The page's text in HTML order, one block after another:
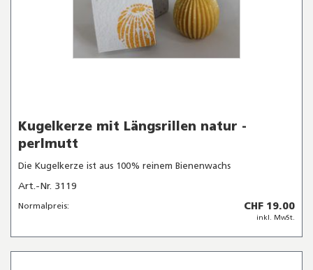
Kugelkerze mit Längsrillen natur -
perlmutt
Die Kugelkerze ist aus 100% reinem Bienenwachs
Art.-Nr. 3119
Normalpreis: CHF 19.00
inkl. MwSt.